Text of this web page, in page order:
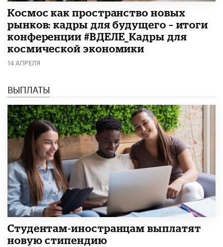
Космос как пространство новых
рынков: кадры для будущего – итоги
конференции #ВДЕЛЕ_Кадры для
космической экономики
14 АПРЕЛЯ
ВЫПЛАТЫ
Студентам-иностранцам выплатят
новую стипендию